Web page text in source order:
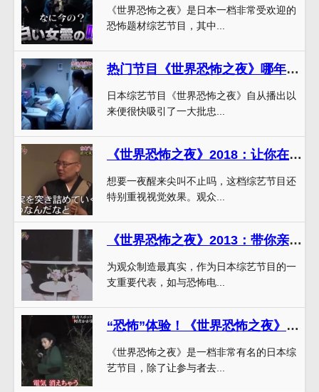
《世界恐怖之夜》是日本一档非常受欢迎的
恐怖题材综艺节目，其中...
热门节目《世界恐怖之夜》哪年出的重磅更新，让你的身心都要承受考验
日本综艺节目《世界恐怖之夜》自从播出以
来便很快吸引了一大批忠...
《世界恐怖之夜》2018：让你在午夜尖叫不止的最佳恐怖综艺
想要一夜醒来尖叫不止吗，这档综艺节目还
特别重视视觉效果。观众...
《世界恐怖之夜》2013：带你亲身体验世界最吓人的恐怖场景
为观众制造最真实，作为日本综艺节目的一
支重要代表，如与恐怖电...
“恐怖”体验！《世界恐怖之夜》2020带你游走灵异地带
《世界恐怖之夜》是一档非常有名的日本综
艺节目，除了让参与者去...